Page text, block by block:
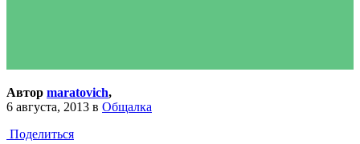
Автор maratovich,
6 августа, 2013 в Общалка
Поделиться